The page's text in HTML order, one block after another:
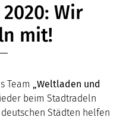
Wir
mit!
Team „Weltladen und
beim Stadtradeln
Städten helfen